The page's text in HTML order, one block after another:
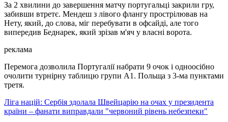
За 2 хвилини до завершення матчу португальці закрили гру,
забивши втретє. Мендеш з лівого флангу прострілював на
Нету, який, до слова, міг перебувати в офсайді, але того
випередив Беднарек, який зрізав м'яч у власні ворота.
реклама
Перемога дозволила Португалії набрати 9 очок і одноосібно
очолити турнірну таблицю групи А1. Польща з 3-ма пунктами
третя.
Ліга націй: Сербія здолала Швейцарію на очах у президента
країни – фанати виправдали "червоний рівень небезпеки"